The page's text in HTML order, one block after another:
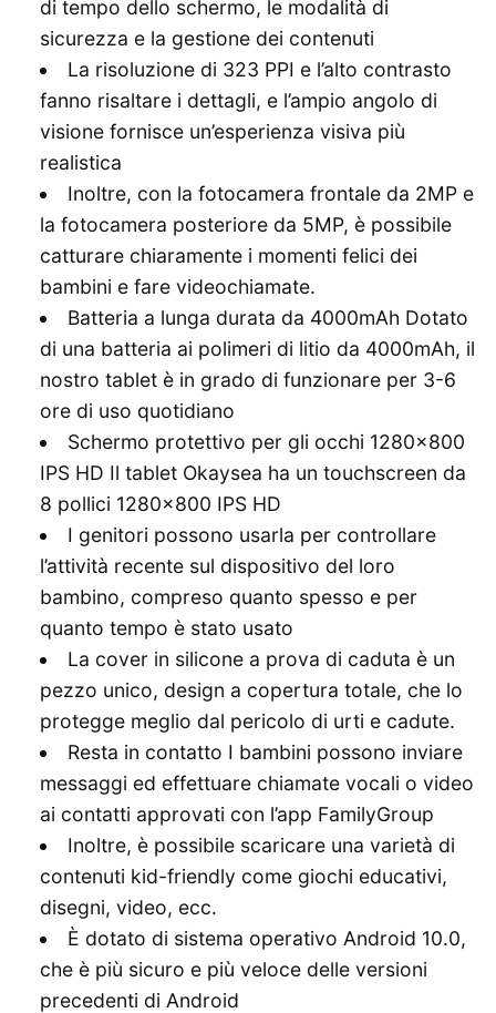
di tempo dello schermo, le modalità di
sicurezza e la gestione dei contenuti
La risoluzione di 323 PPI e l’alto contrasto
fanno risaltare i dettagli, e l’ampio angolo di
visione fornisce un’esperienza visiva più
realistica
Inoltre, con la fotocamera frontale da 2MP e
la fotocamera posteriore da 5MP, è possibile
catturare chiaramente i momenti felici dei
bambini e fare videochiamate.
Batteria a lunga durata da 4000mAh Dotato
di una batteria ai polimeri di litio da 4000mAh, il
nostro tablet è in grado di funzionare per 3-6
ore di uso quotidiano
Schermo protettivo per gli occhi 1280×800
IPS HD Il tablet Okaysea ha un touchscreen da
8 pollici 1280×800 IPS HD
I genitori possono usarla per controllare
l’attività recente sul dispositivo del loro
bambino, compreso quanto spesso e per
quanto tempo è stato usato
La cover in silicone a prova di caduta è un
pezzo unico, design a copertura totale, che lo
protegge meglio dal pericolo di urti e cadute.
Resta in contatto I bambini possono inviare
messaggi ed effettuare chiamate vocali o video
ai contatti approvati con l’app FamilyGroup
Inoltre, è possibile scaricare una varietà di
contenuti kid-friendly come giochi educativi,
disegni, video, ecc.
È dotato di sistema operativo Android 10.0,
che è più sicuro e più veloce delle versioni
precedenti di Android